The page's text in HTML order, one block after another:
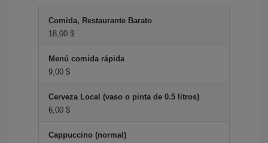
Comida, Restaurante Barato
18,00 $
Menú comida rápida
9,00 $
Cerveza Local (vaso o pinta de 0.5 litros)
6,00 $
Cappuccino (normal)